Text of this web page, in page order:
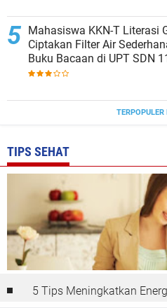
Mahasiswa KKN-T Literasi
Ciptakan Filter Air
Buku Bacaan di UPT SDN
Bontomanai
TIPS SEHAT
5 Tips Meningkatkan